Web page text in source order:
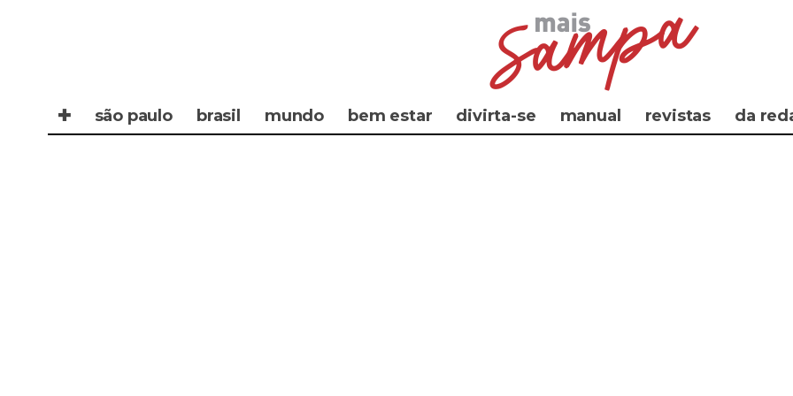
✚ são paulo brasil mundo bem estar divirta-se manual revistas da